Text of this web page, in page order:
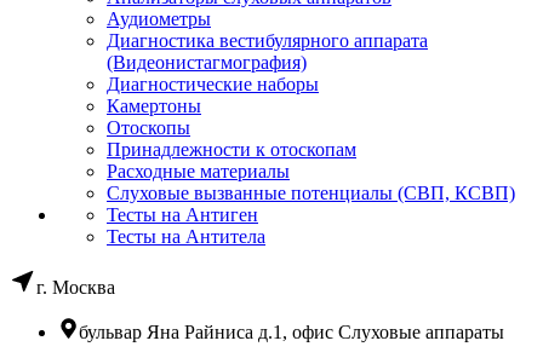
Аудиометры
Диагностика вестибулярного аппарата
(Видеонистагмография)
Диагностические наборы
Камертоны
Отоскопы
Принадлежности к отоскопам
Расходные материалы
Слуховые вызванные потенциалы (СВП, КСВП)
Тесты на Антиген
Тесты на Антитела
г. Москва
бульвар Яна Райниса д.1, офис Слуховые аппараты